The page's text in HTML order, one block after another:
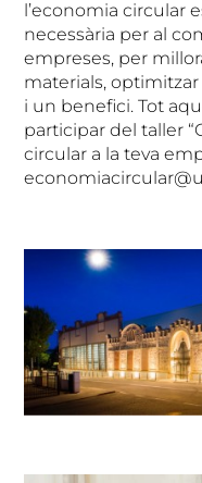
l’economia circular
necessària per al
empreses, per
materials,
i un benefici. Tot
participar del taller
circular a la teva